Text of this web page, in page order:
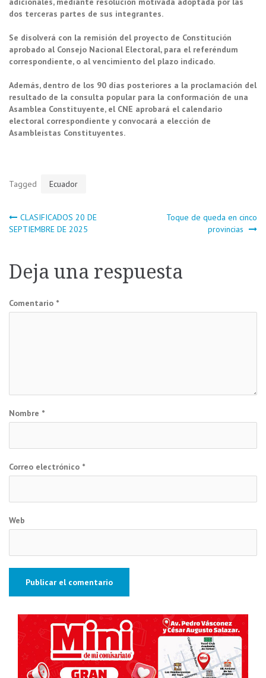
dos terceras partes de sus integrantes.
Se disolverá con la remisión del proyecto de Constitución
aprobado al Consejo Nacional Electoral, para el referéndum
correspondiente, o al vencimiento del plazo indicado.
Además, dentro de los 90 días posteriores a la proclamación del
resultado de la consulta popular para la conformación de una
Asamblea Constituyente, el CNE aprobará el calendario
electoral correspondiente y convocará a elección de
Asambleístas Constituyentes.
Tagged Ecuador
Navegación
entradas
CLASIFICADOS 20 DE
SEPTIEMBRE DE 2025
Toque de queda en cinco
provincias
Deja una respuesta
Comentario *
Nombre *
Correo electrónico *
Web